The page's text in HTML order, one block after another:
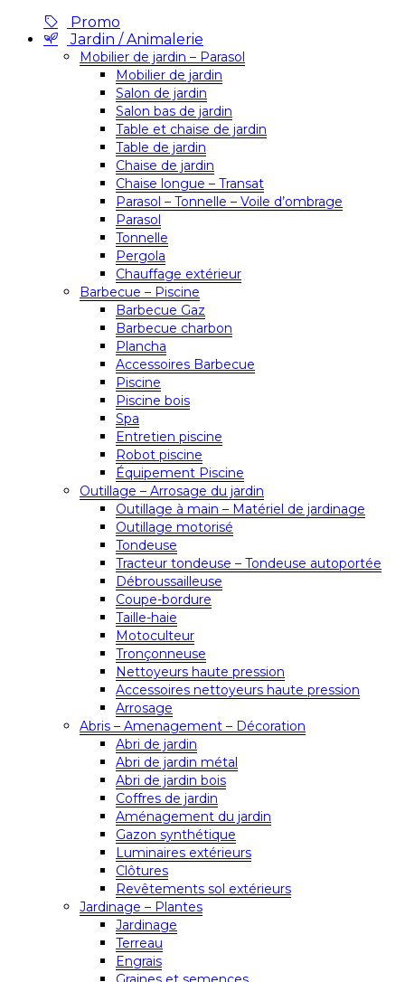
Promo
Jardin / Animalerie
Mobilier de jardin – Parasol
Mobilier de jardin
Salon de jardin
Salon bas de jardin
Table et chaise de jardin
Table de jardin
Chaise de jardin
Chaise longue – Transat
Parasol – Tonnelle – Voile d’ombrage
Parasol
Tonnelle
Pergola
Chauffage extérieur
Barbecue – Piscine
Barbecue Gaz
Barbecue charbon
Plancha
Accessoires Barbecue
Piscine
Piscine bois
Spa
Entretien piscine
Robot piscine
Équipement Piscine
Outillage – Arrosage du jardin
Outillage à main – Matériel de jardinage
Outillage motorisé
Tondeuse
Tracteur tondeuse – Tondeuse autoportée
Débroussailleuse
Coupe-bordure
Taille-haie
Motoculteur
Tronçonneuse
Nettoyeurs haute pression
Accessoires nettoyeurs haute pression
Arrosage
Abris – Amenagement – Décoration
Abri de jardin
Abri de jardin métal
Abri de jardin bois
Coffres de jardin
Aménagement du jardin
Gazon synthétique
Luminaires extérieurs
Clôtures
Revêtements sol extérieurs
Jardinage – Plantes
Jardinage
Terreau
Engrais